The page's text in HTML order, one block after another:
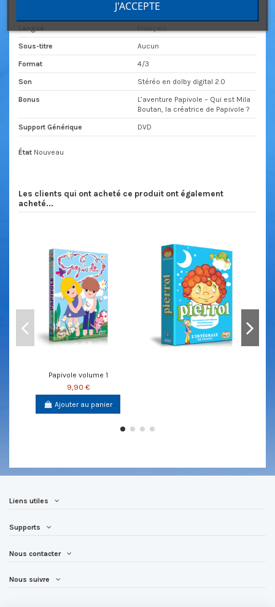
1h25
Sous-titre Aucun
Format 4/3
Son Stéréo en dolby digital 2.0
Bonus
L’aventure Papivole – Qui est Mila
Boutan, la créatrice de Papivole ?
Support Générique DVD
État Nouveau
Les clients qui ont acheté ce produit ont également
acheté...
Papivole volume 1
9,90 €
Ajouter au panier
Liens utiles
Supports
Nous contacter
J'ACCEPTE
Nous suivre